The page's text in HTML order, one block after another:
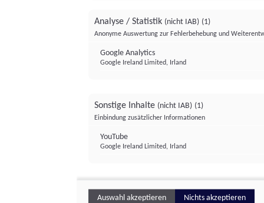
Analyse / Statistik (nicht IAB) (1)
Anonyme Auswertung zur Fehlerbehebung und
Google Analytics
Google Ireland Limited, Irland
Sonstige Inhalte (nicht IAB) (1)
Einbindung zusätzlicher Informationen
YouTube
Google Ireland Limited, Irland
Auswahl akzeptieren Nichts akzeptieren